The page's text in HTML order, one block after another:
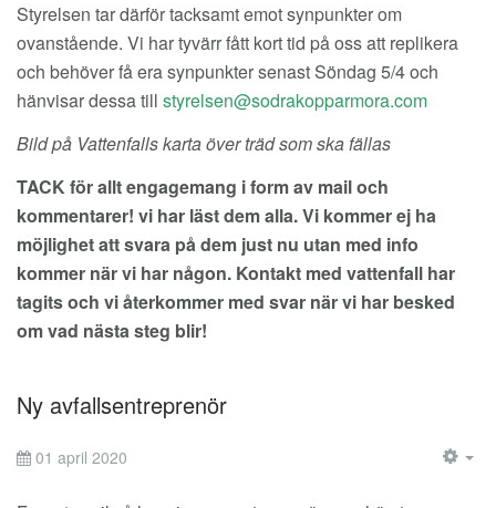
Styrelsen tar därför tacksamt emot synpunkter om
ovanstående. Vi har tyvärr fått kort tid på oss att replikera
och behöver få era synpunkter senast Söndag 5/4 och
hänvisar dessa till
Bild på Vattenfalls karta över träd som ska fällas
TACK för allt engagemang i form av mail och
kommentarer! vi har läst dem alla. Vi kommer ej ha
möjlighet att svara på dem just nu utan med info
kommer när vi har någon. Kontakt med vattenfall har
tagits och vi återkommer med svar när vi har besked
om vad nästa steg blir!
Ny avfallsentreprenör
01 april 2020